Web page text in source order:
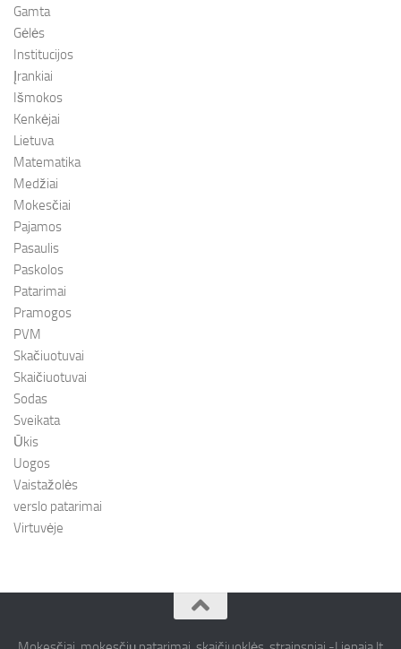
Gamta
Gėlės
Institucijos
Įrankiai
Išmokos
Kenkėjai
Lietuva
Matematika
Medžiai
Mokesčiai
Pajamos
Pasaulis
Paskolos
Patarimai
Pramogos
PVM
Skačiuotuvai
Skaičiuotuvai
Sodas
Sveikata
Ūkis
Uogos
Vaistažolės
verslo patarimai
Virtuvėje